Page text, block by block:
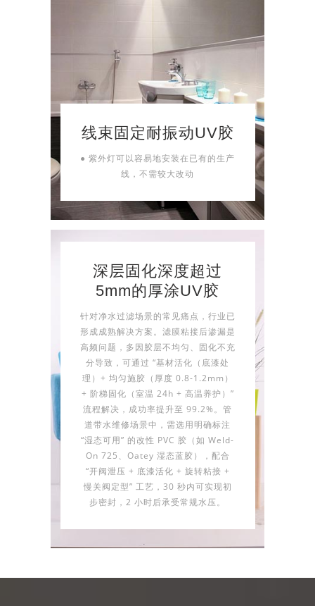
线束固定耐振动UV胶
● 紫外灯可以容易地安装在已有的生产
线，不需较大改动
深层固化深度超过
5mm的厚涂UV胶
针对净水过滤场景的常见痛点，行业已
形成成熟解决方案。滤膜粘接后渗漏是
高频问题，多因胶层不均匀、固化不充
分导致，可通过 “基材活化（底漆处
理）+ 均匀施胶（厚度 0.8-1.2mm）
+ 阶梯固化（室温 24h + 高温养护）”
流程解决，成功率提升至 99.2%。管
道带水维修场景中，需选用明确标注
“湿态可用” 的改性 PVC 胶（如 Weld-
On 725、Oatey 湿态蓝胶），配合
“开阀泄压 + 底漆活化 + 旋转粘接 +
慢关阀定型” 工艺，30 秒内可实现初
步密封，2 小时后承受常规水压。